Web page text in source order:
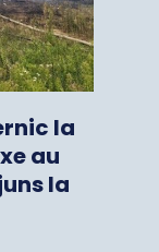
la
au
la